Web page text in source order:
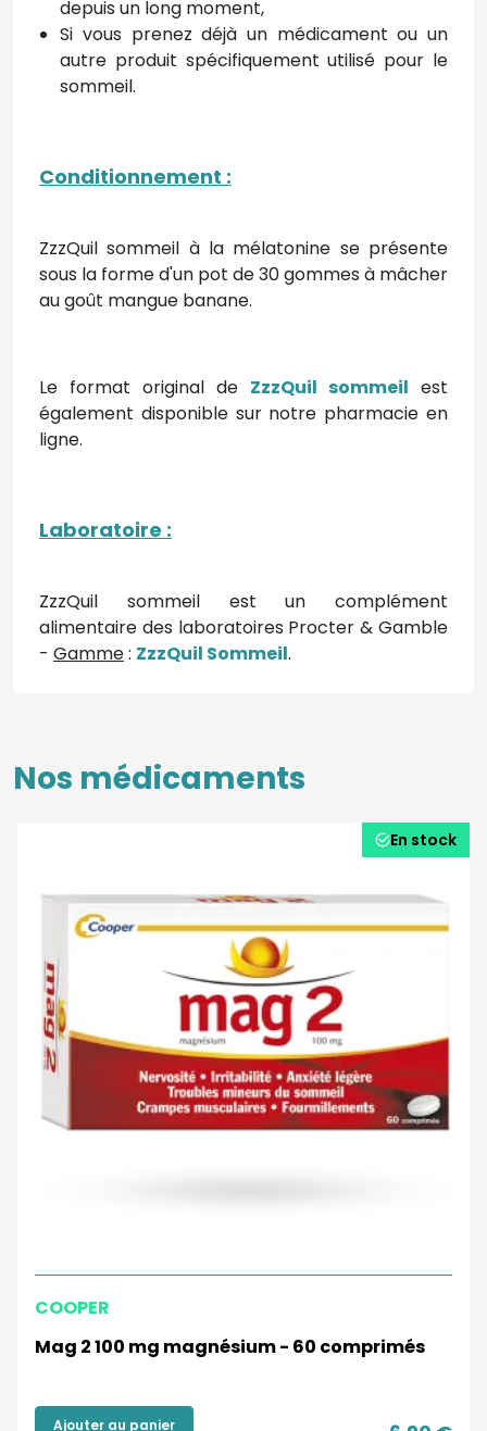
depuis un long moment,
Si vous prenez déjà un médicament ou un
autre produit spécifiquement utilisé pour le
sommeil.
Conditionnement :
ZzzQuil sommeil à la mélatonine se présente
sous la forme d'un pot de 30 gommes à mâcher
au goût mangue banane.
Le format original de ZzzQuil sommeil est
également disponible sur notre pharmacie en
ligne.
Laboratoire :
ZzzQuil sommeil est un complément
alimentaire des laboratoires Procter & Gamble
- Gamme: ZzzQuil Sommeil.
Nos médicaments
En stock
COOPER
Mag 2 100 mg magnésium - 60 comprimés
Ajouter au panier